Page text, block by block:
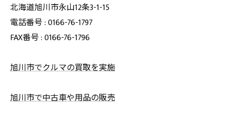
北海道旭川市永山12条3-1-15
電話番号 : 0166-76-1797
FAX番号 : 0166-76-1796
旭川市でクルマの買取を実施
旭川市で中古車や用品の販売